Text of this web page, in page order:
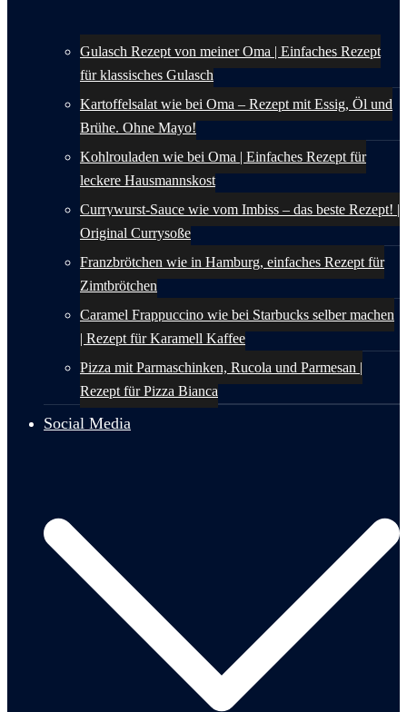
Gulasch Rezept von meiner Oma | Einfaches Rezept
für klassisches Gulasch
Kartoffelsalat wie bei Oma – Rezept mit Essig, Öl und
Brühe. Ohne Mayo!
Kohlrouladen wie bei Oma | Einfaches Rezept für
leckere Hausmannskost
Currywurst-Sauce wie vom Imbiss – das beste Rezept! |
Original Currysoße
Franzbrötchen wie in Hamburg, einfaches Rezept für
Zimtbrötchen
Caramel Frappuccino wie bei Starbucks selber machen
| Rezept für Karamell Kaffee
Pizza mit Parmaschinken, Rucola und Parmesan |
Rezept für Pizza Bianca
Social Media